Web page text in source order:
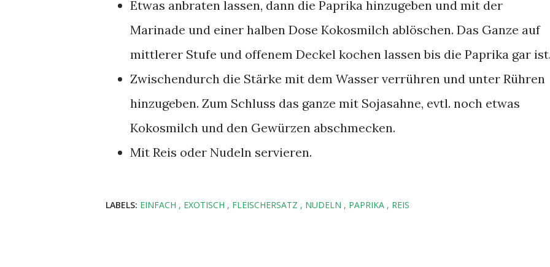
Etwas anbraten lassen, dann die Paprika hinzugeben und mit der
Marinade und einer halben Dose Kokosmilch ablöschen. Das Ganze auf
mittlerer Stufe und offenem Deckel kochen lassen bis die Paprika gar
Zwischendurch die Stärke mit dem Wasser verrühren und unter Rühren
hinzugeben. Zum Schluss das ganze mit Sojasahne, evtl. noch etwas
Kokosmilch und den Gewürzen abschmecken.
Mit Reis oder Nudeln servieren.
LABELS: EINFACH EXOTISCH FLEISCHERSATZ NUDELN PAPRIKA REIS